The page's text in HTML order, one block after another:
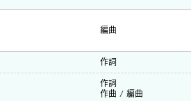
編曲
作詞
作詞
作曲 / 編曲